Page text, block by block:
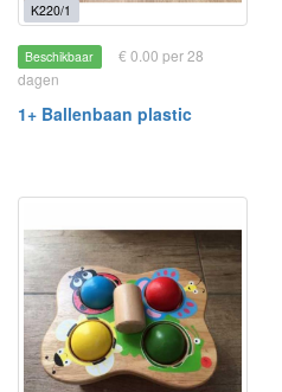
K220/1
Beschikbaar
€ 0.00 per 28
dagen
1+ Ballenbaan plastic